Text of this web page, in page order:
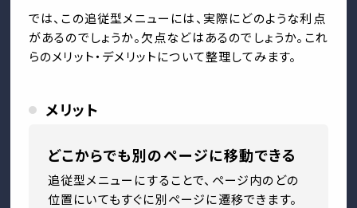
では、この追従型メニューには、実際にどのような利点
があるのでしょうか。欠点などはあるのでしょうか。これ
らのメリット・デメリットについて整理してみます。
メリット
どこからでも別のページに移動できる
追従型メニューにすることで、ページ内のどの
位置にいてもすぐに別ページに遷移できます。